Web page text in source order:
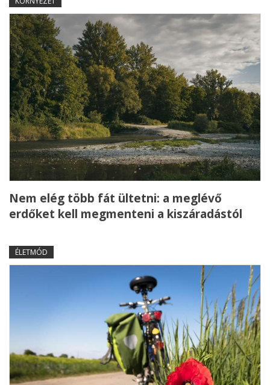
Nem elég több fát ültetni: a meglévő
erdőket kell megmenteni a kiszáradástól
ÉLETMÓD